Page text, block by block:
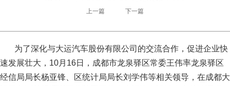
上一篇 下一篇
为了深化与大运汽车股份有限公司的交流合作，促进企业快
速发展壮大，10月16日，成都市龙泉驿区常委王伟率龙泉驿区
经信局局长杨亚锋、区统计局局长刘学伟等相关领导，在成都大